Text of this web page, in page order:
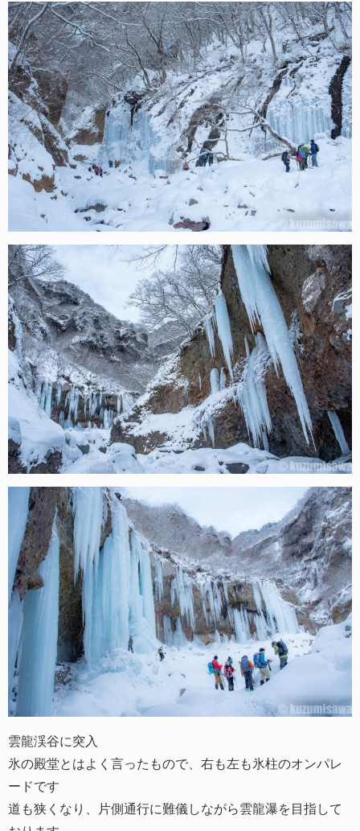
雲龍渓谷に突入
氷の殿堂とはよく言ったもので、右も左も氷柱のオンパレ
ードです
道も狭くなり、片側通行に難儀しながら雲龍瀑を目指して